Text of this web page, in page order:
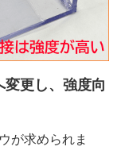
更し、強度向
が求められま